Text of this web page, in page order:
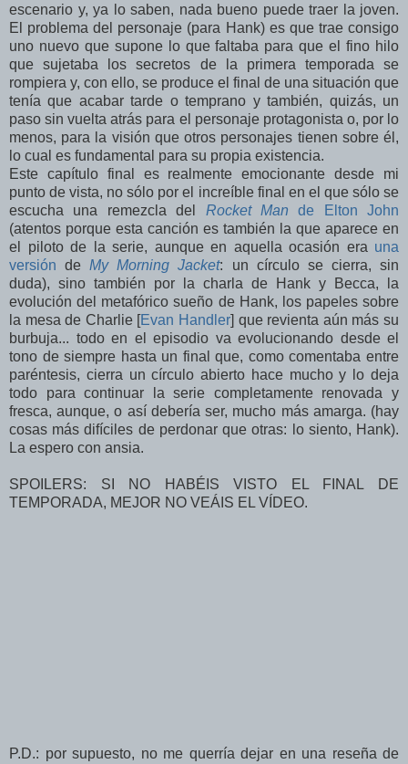
escenario y, ya lo saben, nada bueno puede traer la joven.
El problema del personaje (para Hank) es que trae consigo
uno nuevo que supone lo que faltaba para que el fino hilo
que sujetaba los secretos de la primera temporada se
rompiera y, con ello, se produce el final de una situación que
tenía que acabar tarde o temprano y también, quizás, un
paso sin vuelta atrás para el personaje protagonista o, por lo
menos, para la visión que otros personajes tienen sobre él,
lo cual es fundamental para su propia existencia.
Este capítulo final es realmente emocionante desde mi
punto de vista, no sólo por el increíble final en el que sólo se
escucha una remezcla del Rocket Man de Elton John
(atentos porque esta canción es también la que aparece en
el piloto de la serie, aunque en aquella ocasión era una
versión deMy Morning Jacket: un círculo se cierra, sin
duda), sino también por la charla de Hank y Becca, la
evolución del metafórico sueño de Hank, los papeles sobre
la mesa de Charlie [Evan Handler] que revienta aún más su
burbuja... todo en el episodio va evolucionando desde el
tono de siempre hasta un final que, como comentaba entre
paréntesis, cierra un círculo abierto hace mucho y lo deja
todo para continuar la serie completamente renovada y
fresca, aunque, o así debería ser, mucho más amarga. (hay
cosas más difíciles de perdonar que otras: lo siento, Hank).
La espero con ansia.
SPOILERS: SI NO HABÉIS VISTO EL FINAL DE
TEMPORADA, MEJOR NO VEÁIS EL VÍDEO.
P.D.: por supuesto, no me querría dejar en una reseña de